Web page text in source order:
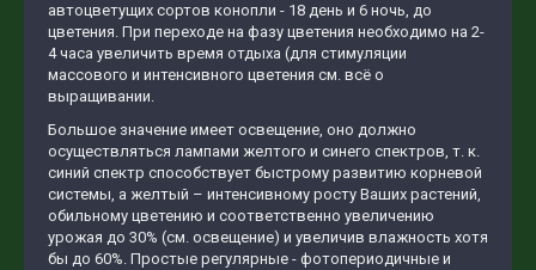
автоцветущих сортов конопли - 18 день и 6 ночь, до
цветения. При переходе на фазу цветения необходимо на 2-
4 часа увеличить время отдыха (для стимуляции
массового и интенсивного цветения см. всё о
выращивании.
Большое значение имеет освещение, оно должно
осуществляться лампами желтого и синего спектров, т. к.
синий спектр способствует быстрому развитию корневой
системы, а желтый – интенсивному росту Ваших растений,
обильному цветению и соответственно увеличению
урожая до 30% (см. освещение) и увеличив влажность хотя
бы до 60%. Простые регулярные - фотопериодичные и